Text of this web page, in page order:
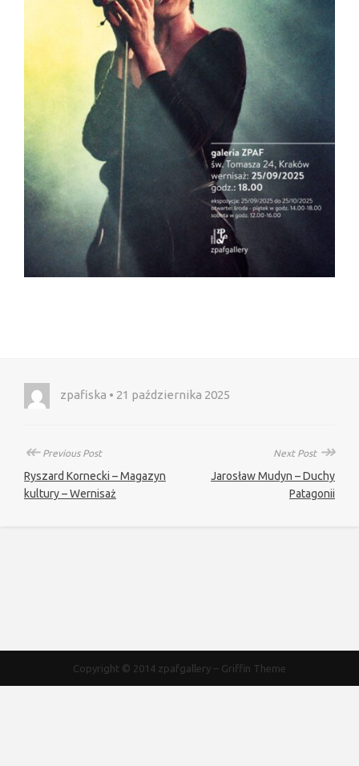
zpafiska • 21 października 2025
↞Previous Post
Ryszard Kornecki – Magazyn
kultury – Wernisaż
Next Post ↠
Jarosław Mudyn – Duchy
Patagonii
Copyright © 2014 zpafgallery – Griffin Theme